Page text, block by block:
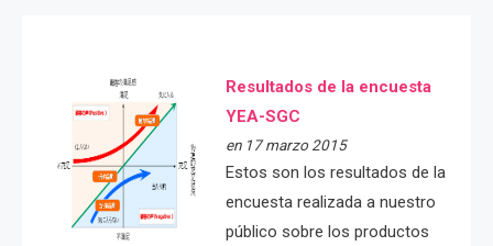
Resultados de la encuesta
YEA-SGC
en 17 marzo 2015
Estos son los resultados de la
encuesta realizada a nuestro
público sobre los productos